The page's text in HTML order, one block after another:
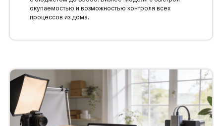
окупаемостью и возможностью контроля всех
процессов из дома.